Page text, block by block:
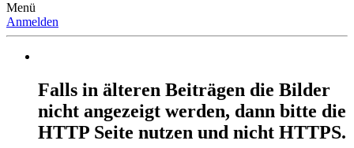
Menü
Anmelden
Falls in älteren Beiträgen die Bilder
nicht angezeigt werden, dann bitte die
HTTP Seite nutzen und nicht HTTPS.